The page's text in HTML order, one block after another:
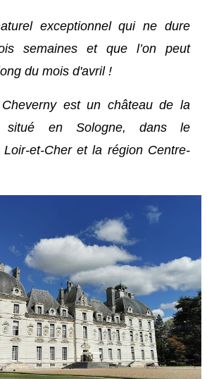
exceptionnel qui ne dure
semaines et que l’on peut
du mois d'avril !
est un château de la
situé en Sologne, dans le
et-Cher et la région Centre-